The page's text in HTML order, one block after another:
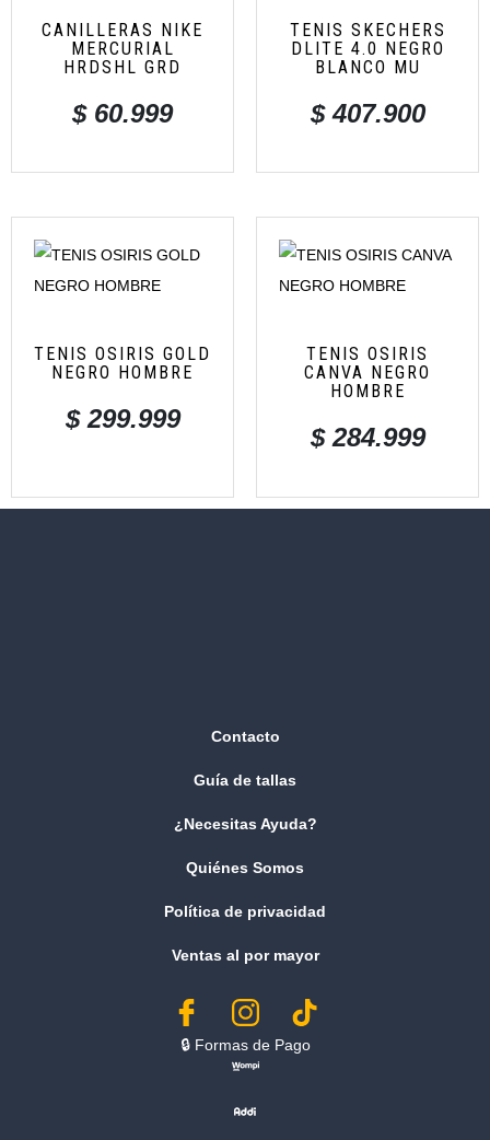
CANILLERAS NIKE
MERCURIAL
HRDSHL GRD
$60.999
TENIS SKECHERS
DLITE 4.0 NEGRO
BLANCO MU
$407.900
TENIS OSIRIS GOLD
NEGRO HOMBRE
$299.999
TENIS OSIRIS
CANVA NEGRO
HOMBRE
$284.999
Contacto
Guía de tallas
¿Necesitas Ayuda?
Quiénes Somos
Política de privacidad
Ventas al por mayor
🔒︎ Formas de Pago